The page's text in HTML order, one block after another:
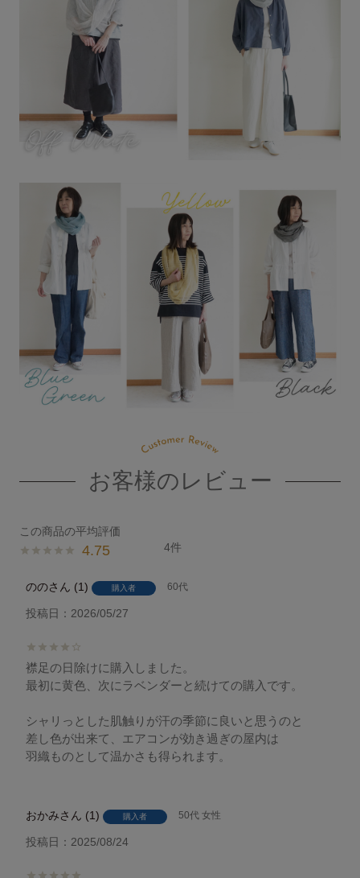
お客様のレビュー
4.75 4
のの 1 購入者 60代
投稿日 2026/05/27
襟足の日除けに購入しました。
最初に黄色、次にラベンダーと続けての購入です。
シャリっとした肌触りが汗の季節に良いと思うのと
差し色が出来て、エアコンが効き過ぎの屋内は
羽織ものとして温かさも得られます。
おかみ 1 購入者 50代 女性
投稿日 2025/08/24